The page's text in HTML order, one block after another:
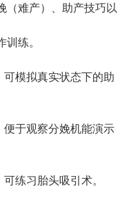
（难产）、助产技巧以
练。
可模拟真实状态下的助
便于观察分娩机能演示
练习胎头吸引术。